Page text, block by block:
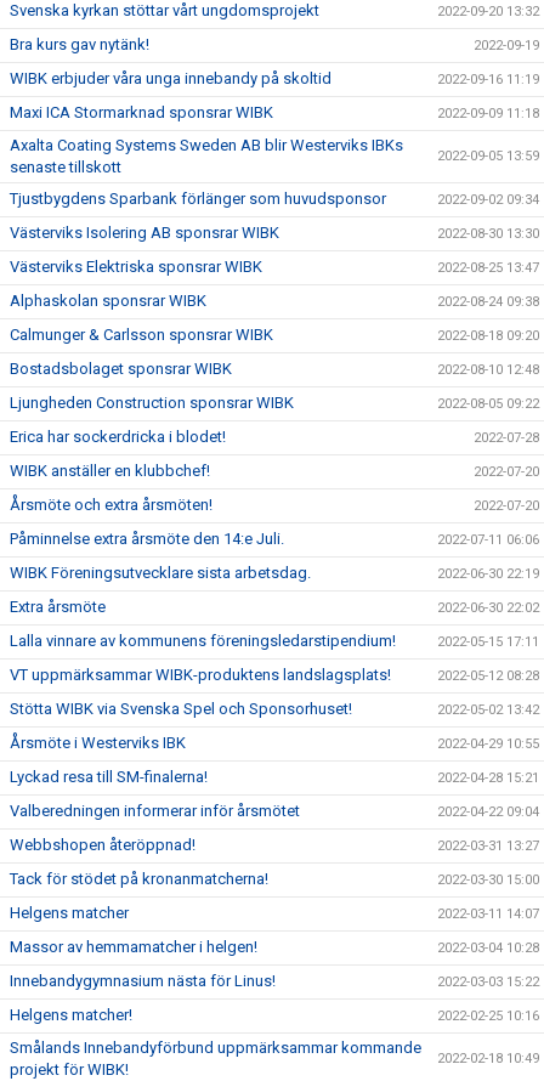
Svenska kyrkan stöttar vårt ungdomsprojekt 2022-09-20 13:32
Bra kurs gav nytänk! 2022-09-19
WIBK erbjuder våra unga innebandy på skoltid 2022-09-16 11:19
Maxi ICA Stormarknad sponsrar WIBK 2022-09-09 11:18
Axalta Coating Systems Sweden AB blir Westerviks IBKs
senaste tillskott
2022-09-05 13:59
Tjustbygdens Sparbank förlänger som huvudsponsor 2022-09-02 09:34
Västerviks Isolering AB sponsrar WIBK 2022-08-30 13:30
Västerviks Elektriska sponsrar WIBK 2022-08-25 13:47
Alphaskolan sponsrar WIBK 2022-08-24 09:38
Calmunger & Carlsson sponsrar WIBK 2022-08-18 09:20
Bostadsbolaget sponsrar WIBK 2022-08-10 12:48
Ljungheden Construction sponsrar WIBK 2022-08-05 09:22
Erica har sockerdricka i blodet! 2022-07-28
WIBK anställer en klubbchef! 2022-07-20
Årsmöte och extra årsmöten! 2022-07-20
Påminnelse extra årsmöte den 14:e Juli. 2022-07-11 06:06
WIBK Föreningsutvecklare sista arbetsdag. 2022-06-30 22:19
Extra årsmöte 2022-06-30 22:02
Lalla vinnare av kommunens föreningsledarstipendium! 2022-05-15 17:11
VT uppmärksammar WIBK-produktens landslagsplats! 2022-05-12 08:28
Stötta WIBK via Svenska Spel och Sponsorhuset! 2022-05-02 13:42
Årsmöte i Westerviks IBK 2022-04-29 10:55
Lyckad resa till SM-finalerna! 2022-04-28 15:21
Valberedningen informerar inför årsmötet 2022-04-22 09:04
Webbshopen återöppnad! 2022-03-31 13:27
Tack för stödet på kronanmatcherna! 2022-03-30 15:00
Helgens matcher 2022-03-11 14:07
Massor av hemmamatcher i helgen! 2022-03-04 10:28
Innebandygymnasium nästa för Linus! 2022-03-03 15:22
Helgens matcher! 2022-02-25 10:16
Smålands Innebandyförbund uppmärksammar kommande
projekt för WIBK!
2022-02-18 10:49